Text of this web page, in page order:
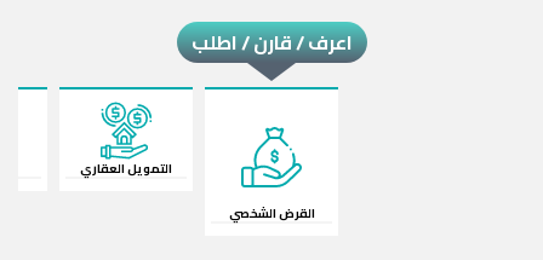
اعرف / قارن / اطلب
التمويل العقاري
قرض السيارة